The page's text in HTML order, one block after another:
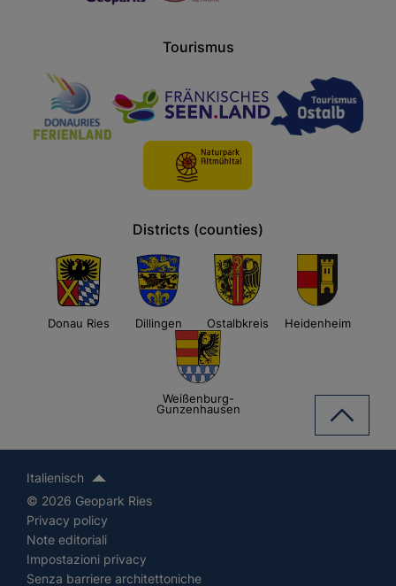
Tourismus
Districts (counties)
Donau Ries Dillingen Ostalbkreis Heidenheim
Weißenburg-
Gunzenhausen
Italienisch
© 2026 Geopark Ries
Privacy policy
Note editoriali
Impostazioni privacy
Senza barriere architettoniche